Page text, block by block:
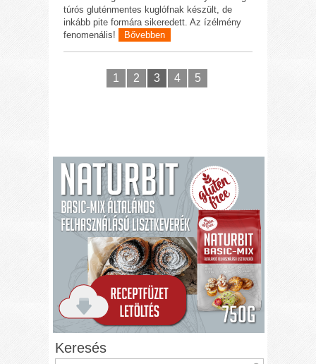
túrós gluténmentes kuglófnak készült, de
inkább pite formára sikeredett. Az ízélmény
fenomenális!
Bővebben
1 2 3 4 5
Keresés